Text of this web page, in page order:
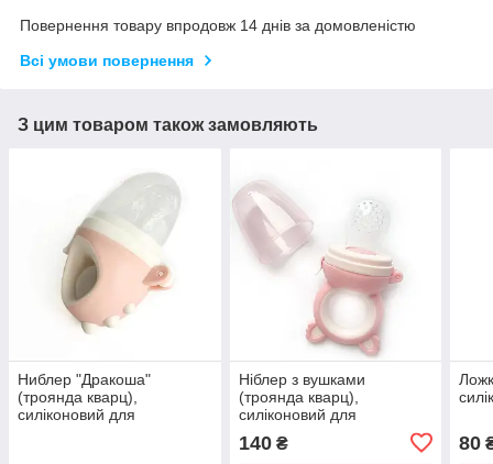
Повернення товару впродовж 14 днів за домовленістю
Всі умови повернення
З цим товаром також замовляють
Ниблер "Дракоша"
(троянда кварц),
силіконовий для
Ніблер з вушками
(троянда кварц),
силіконовий для
прикорму, для годування,
соска для фруктів
140₴ 80